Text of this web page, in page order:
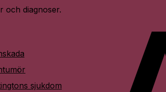
och diagnoser.
sjukdom